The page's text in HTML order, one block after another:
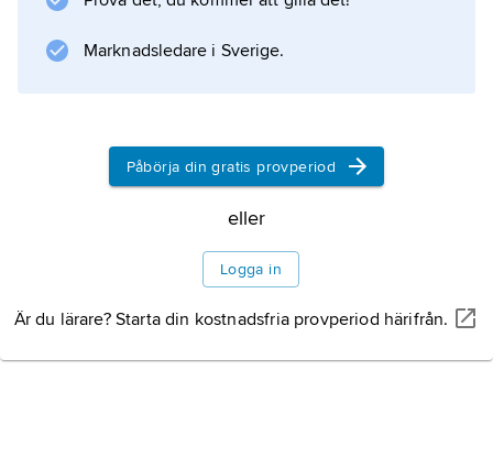
Marknadsledare i Sverige.
Påbörja din gratis provperiod
eller
Logga in
Är du lärare? Starta din kostnadsfria provperiod härifrån.